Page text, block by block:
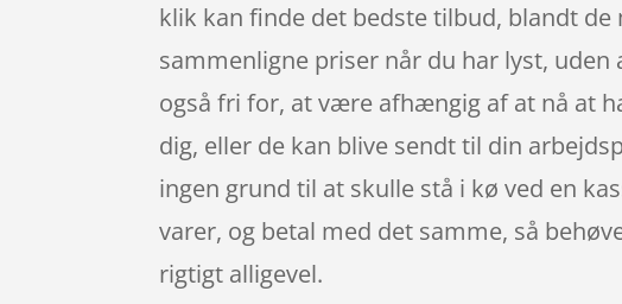
klik kan finde det bedste tilbud, blandt
sammenligne priser når du har lyst,
også fri for, at være afhængig af at nå at
dig, eller de kan blive sendt til din
ingen grund til at skulle stå i kø ved en
varer, og betal med det samme, så
rigtigt alligevel.